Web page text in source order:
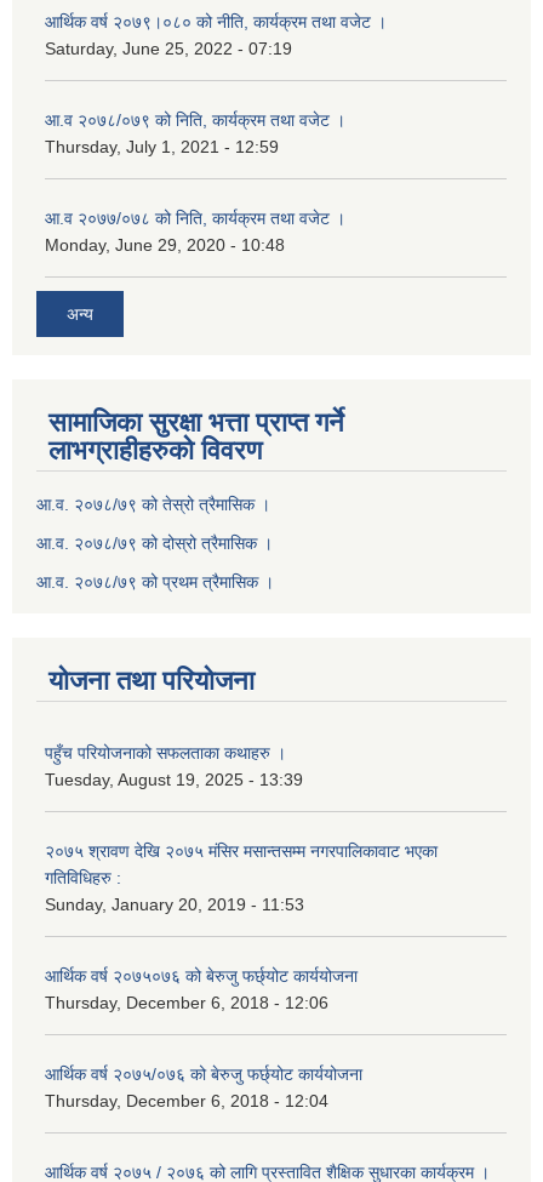
आर्थिक वर्ष २०७९।०८० को नीति, कार्यक्रम तथा वजेट ।
Saturday, June 25, 2022 - 07:19
आ.व २०७८/०७९ को निति, कार्यक्रम तथा वजेट ।
Thursday, July 1, 2021 - 12:59
आ.व २०७७/०७८ को निति, कार्यक्रम तथा वजेट ।
Monday, June 29, 2020 - 10:48
अन्य
सामाजिका सुरक्षा भत्ता प्राप्त गर्ने
लाभग्राहीहरुको विवरण
आ.व. २०७८/७९ को तेस्रो त्रैमासिक ।
आ.व. २०७८/७९ को दोस्रो त्रैमासिक ।
आ.व. २०७८/७९ को प्रथम त्रैमासिक ।
योजना तथा परियोजना
पहुँच परियोजनाको सफलताका कथाहरु ।
Tuesday, August 19, 2025 - 13:39
२०७५ श्रावण देखि २०७५ मंसिर मसान्तसम्म नगरपालिकावाट भएका
गतिविधिहरु :
Sunday, January 20, 2019 - 11:53
आर्थिक वर्ष २०७५०७६ को बेरुजु फर्छ्योट कार्ययोजना
Thursday, December 6, 2018 - 12:06
आर्थिक वर्ष २०७५/०७६ को बेरुजु फर्छ्योट कार्ययोजना
Thursday, December 6, 2018 - 12:04
आर्थिक वर्ष २०७५ / २०७६ को लागि प्रस्तावित शैक्षिक सुधारका कार्यक्रम ।